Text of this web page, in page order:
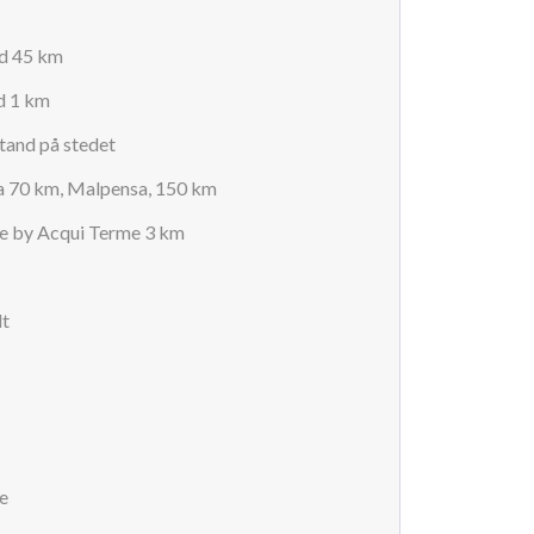
45 km
1 km
på stedet
70 km, Malpensa, 150 km
by Acqui Terme 3 km